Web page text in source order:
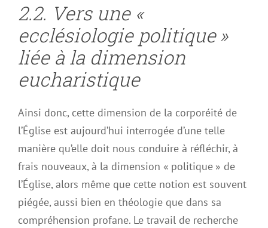
2.2. Vers une «
ecclésiologie politique »
liée à la dimension
eucharistique
Ainsi donc, cette dimension de la corporéité de
l’Église est aujourd’hui interrogée d’une telle
manière qu’elle doit nous conduire à réfléchir, à
frais nouveaux, à la dimension « politique » de
l’Église, alors même que cette notion est souvent
piégée, aussi bien en théologie que dans sa
compréhension profane. Le travail de recherche